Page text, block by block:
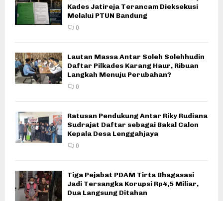
Kades Jatireja Terancam Dieksekusi
Melalui PTUN Bandung
0
Lautan Massa Antar Soleh Solehhudin
Daftar Pilkades Karang Haur, Ribuan
Langkah Menuju Perubahan?
0
Ratusan Pendukung Antar Riky Rudiana
Sudrajat Daftar sebagai Bakal Calon
Kepala Desa Lenggahjaya
0
Tiga Pejabat PDAM Tirta Bhagasasi
Jadi Tersangka Korupsi Rp4,5 Miliar,
Dua Langsung Ditahan